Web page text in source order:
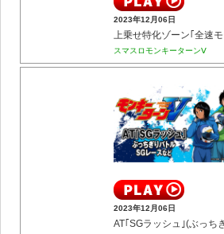
2023年12月06日
スマスロモンキーターンⅤ
2023年12月06日